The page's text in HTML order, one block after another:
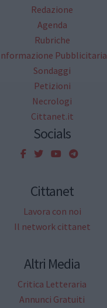
Redazione
Agenda
Rubriche
Pubblicitaria
Sondaggi
Petizioni
Necrologi
Cittanet.it
Socials
Cittanet
Lavora con noi
Il network cittanet
Altri Media
Critica Letteraria
Annunci Gratuiti